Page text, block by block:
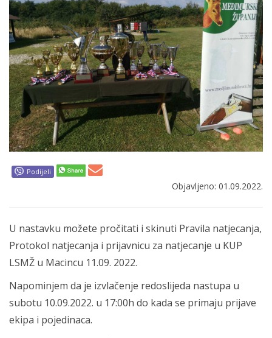
Podijeli
Objavljeno: 01.09.2022.
U nastavku možete pročitati i skinuti Pravila natjecanja,
Protokol natjecanja i prijavnicu za natjecanje u KUP
LSMŽ u Macincu 11.09. 2022.
Napominjem da je izvlačenje redoslijeda nastupa u
subotu 10.09.2022. u 17:00h do kada se primaju prijave
ekipa i pojedinaca.